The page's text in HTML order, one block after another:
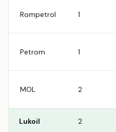
Rompetrol 1
Petrom 1
MOL 2
Lukoil 2